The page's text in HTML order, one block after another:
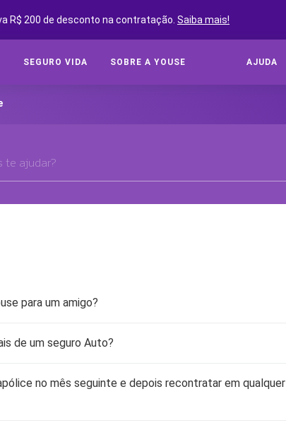
R$ 200 de desconto na contratação. Saiba mais!
SEGURO VIDA SOBRE A YOUSE AJUDA
E GANHE
GERAIS
Cotação de Seguro Auto
para um amigo?
de um seguro Auto?
no mês seguinte e depois recontratar em qualquer